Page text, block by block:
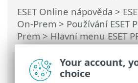
ESET Online nápověda >
On-Prem > Používání ESET
Prem>Hlavní menu ESET
Prem>Počítače>Skupiny
skupiny> Importování
Directory
Your account,
choice